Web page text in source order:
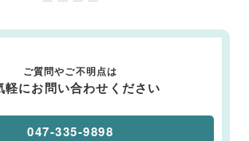
ご質問やご不明点は
軽にお問い合わせください
047-335-9898